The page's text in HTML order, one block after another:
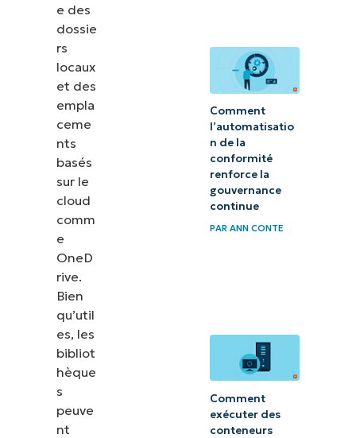
e des
dossie
rs
locaux
et des
empla
ceme
nts
basés
sur le
cloud
comm
e
OneD
rive.
Bien
qu’util
es, les
bibliot
hèque
s
peuve
nt
Comment
l’automatisatio
n de la
conformité
renforce la
gouvernance
continue
PAR ANN CONTE
Comment
exécuter des
conteneurs